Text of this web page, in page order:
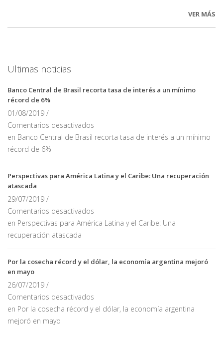
VER MÁS
Ultimas noticias
Banco Central de Brasil recorta tasa de interés a un mínimo
récord de 6%
01/08/2019 /
Comentarios desactivados
en Banco Central de Brasil recorta tasa de interés a un mínimo
récord de 6%
Perspectivas para América Latina y el Caribe: Una recuperación
atascada
29/07/2019 /
Comentarios desactivados
en Perspectivas para América Latina y el Caribe: Una
recuperación atascada
Por la cosecha récord y el dólar, la economía argentina mejoró
en mayo
26/07/2019 /
Comentarios desactivados
en Por la cosecha récord y el dólar, la economía argentina
mejoró en mayo